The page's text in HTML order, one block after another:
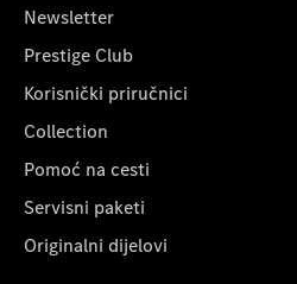
Newsletter
Prestige Club
Korisnički priručnici
Collection
Pomoć na cesti
Servisni paketi
Originalni dijelovi